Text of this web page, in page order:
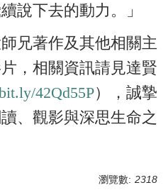
說下去的動力。」
兄著作及其他相關主
，相關資訊請見達賢
42Qd55P），誠摯
、觀影與深思生命之
瀏覽數: 2318